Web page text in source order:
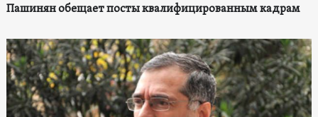
Пашинян обещает посты квалифицированным кадрам